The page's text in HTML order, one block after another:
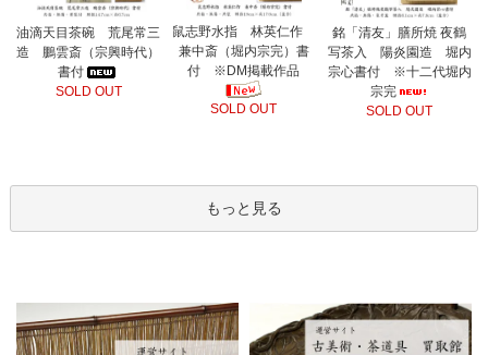
油滴天目茶碗 荒尾常三
造 鵬雲斎（宗興時代）
書付
SOLD OUT
鼠志野水指 林英仁作
兼中斎（堀内宗完）書
付 ※DM掲載作品
SOLD OUT
銘「清友」膳所焼 夜鶴
写茶入 陽炎園造 堀内
宗心書付 ※十二代堀内
宗完
SOLD OUT
もっと見る